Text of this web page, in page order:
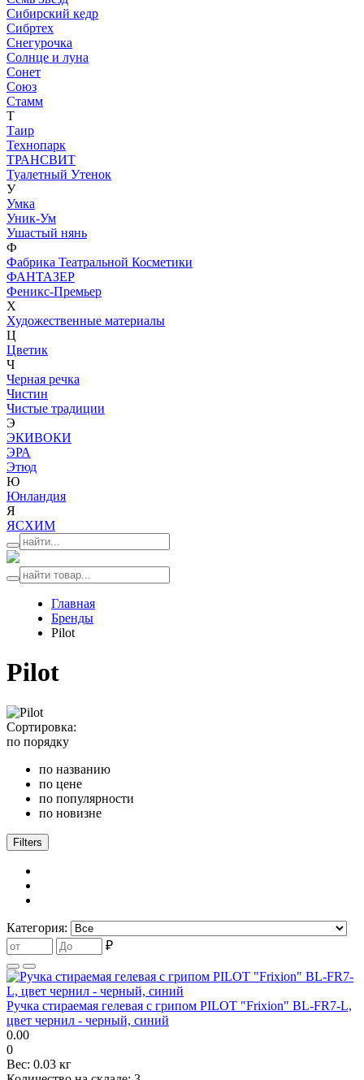
Сибирский кедр
Сибртех
Снегурочка
Солнце и луна
Сонет
Союз
Стамм
Т
Таир
Технопарк
ТРАНСВИТ
Туалетный Утенок
У
Умка
Уник-Ум
Ушастый нянь
Ф
Фабрика Театральной Косметики
ФАНТАЗЕР
Феникс-Премьер
Х
Художественные материалы
Ц
Цветик
Ч
Черная речка
Чистин
Чистые традиции
Э
ЭКИВОКИ
ЭРА
Этюд
Ю
Юнландия
Я
ЯСХИМ
Главная
Бренды
Pilot
Pilot
Сортировка:
по порядку
по названию
по цене
по популярности
по новизне
Filters
Категория:
₽
Ручка стираемая гелевая с грипом PILOT "Frixion" BL-FR7-L,
цвет чернил - черный, синий
0.00
0
Вес: 0.03 кг